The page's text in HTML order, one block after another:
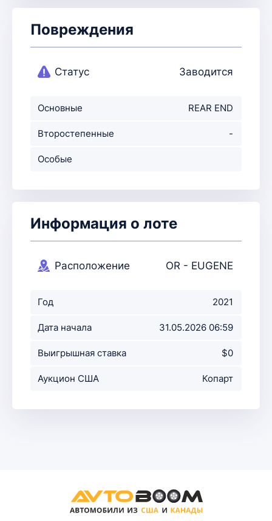
Повреждения
Статус Заводится
Основные
повреждения
REAR END
Второстепенные
повр-ния
-
Особые
Информация о лоте
Расположение
OR - EUGENE
Год 2021
Дата начала
аукциона
31.05.2026 06:59
Выигрышная ставка $0
Аукцион США Копарт